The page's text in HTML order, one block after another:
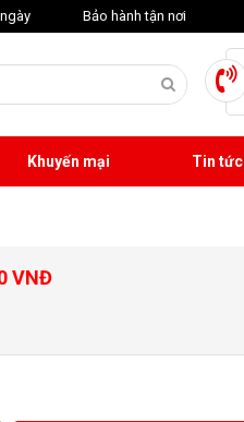
Bảo hành tận nơi
Khuyến mại Tin tức
VNĐ